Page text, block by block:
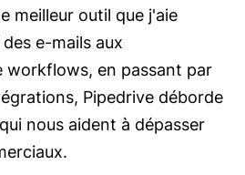
meilleur outil que j'aie
e-mails aux
workflows, en passant par
Pipedrive déborde
nous aident à dépasser